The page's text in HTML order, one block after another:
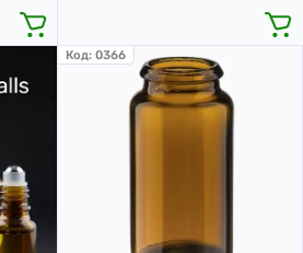
Код: 0366